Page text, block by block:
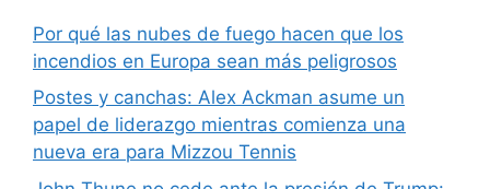
Por qué las nubes de fuego hacen que los
incendios en Europa sean más peligrosos
Postes y canchas: Alex Ackman asume un
papel de liderazgo mientras comienza una
nueva era para Mizzou Tennis